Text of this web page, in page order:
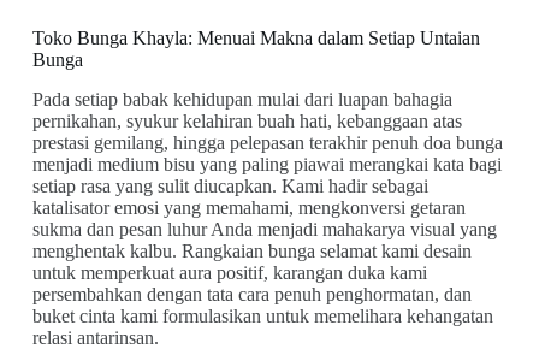
Toko Bunga Khayla: Menuai Makna dalam Setiap Untaian
Bunga
Pada setiap babak kehidupan mulai dari luapan bahagia
pernikahan, syukur kelahiran buah hati, kebanggaan atas
prestasi gemilang, hingga pelepasan terakhir penuh doa bunga
menjadi medium bisu yang paling piawai merangkai kata bagi
setiap rasa yang sulit diucapkan. Kami hadir sebagai
katalisator emosi yang memahami, mengkonversi getaran
sukma dan pesan luhur Anda menjadi mahakarya visual yang
menghentak kalbu. Rangkaian bunga selamat kami desain
untuk memperkuat aura positif, karangan duka kami
persembahkan dengan tata cara penuh penghormatan, dan
buket cinta kami formulasikan untuk memelihara kehangatan
relasi antarinsan.